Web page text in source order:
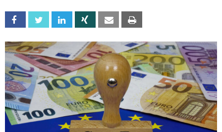
Facebook Twitter Linkedin Xing Email